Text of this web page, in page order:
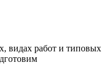
видах работ и типовых